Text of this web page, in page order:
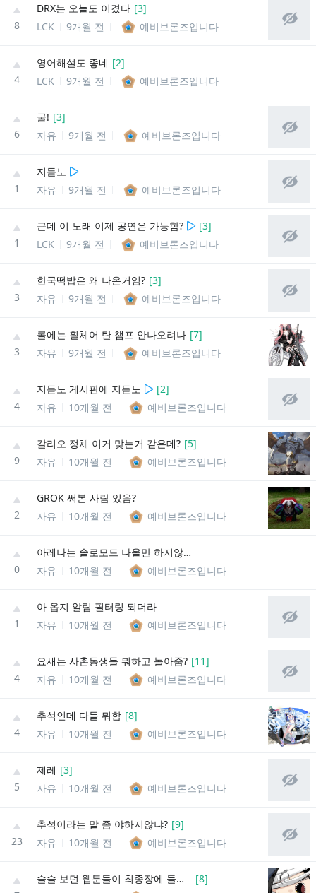
8
DRX는 오늘도 이겼다 [3]
LCK
9개월 전 예비브론즈입니다
4
영어해설도 좋네 [2]
LCK
9개월 전 예비브론즈입니다
6
굴! [3]
자유
9개월 전 예비브론즈입니다
1
지듣노
자유
9개월 전 예비브론즈입니다
1
근데 이 노래 이제 공연은 가능함? [3]
LCK
9개월 전 예비브론즈입니다
3
한국떡밥은 왜 나온거임? [3]
자유
9개월 전 예비브론즈입니다
3
롤에는 휠체어 탄 챔프 안나오려나 [7]
자유
9개월 전 예비브론즈입니다
4
지듣노 게시판에 지듣노 [2]
자유
10개월 전 예비브론즈입니다
9
갈리오 정체 이거 맞는거 같은데? [5]
자유
10개월 전 예비브론즈입니다
2
GROK 써본 사람 있음?
자유
10개월 전 예비브론즈입니다
0
아레나는 솔로모드 나올만 하지않나
자유
10개월 전 예비브론즈입니다
1
아 옵지 알림 필터링 되더라
자유
10개월 전 예비브론즈입니다
4
요새는 사촌동생들 뭐하고 놀아줌? [11]
자유
10개월 전 예비브론즈입니다
4
추석인데 다들 뭐함 [8]
자유
10개월 전 예비브론즈입니다
5
제레 [3]
자유
10개월 전 예비브론즈입니다
23
추석이라는 말 좀 야하지않냐? [9]
자유
10개월 전 예비브론즈입니다
슬슬 보던 웹툰들이 최종장에 들어서는구나 [8]